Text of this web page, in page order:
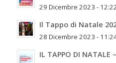
29 Dicembre 2023 -
Il Tappo di Natale
28 Dicembre 2023 -
IL TAPPO DI NATALE